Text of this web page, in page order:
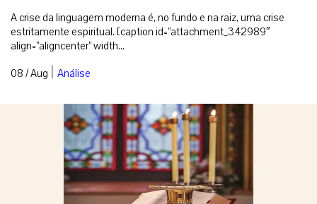
A crise da linguagem moderna é, no fundo e na raiz, uma crise
estritamente espiritual. [caption id=”attachment_342989″
align=”aligncenter” width...
08 / Aug | Análise